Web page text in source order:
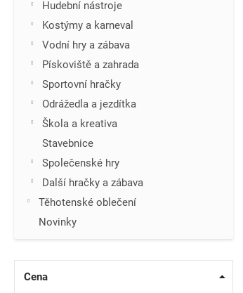
Hudební nástroje
Kostýmy a karneval
Vodní hry a zábava
Pískoviště a zahrada
Sportovní hračky
Odrážedla a jezdítka
Škola a kreativa
Stavebnice
Společenské hry
Další hračky a zábava
Těhotenské oblečení
Novinky
Cena